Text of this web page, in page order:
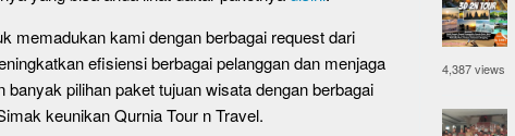
memadukan kami dengan berbagai request dari
efisiensi berbagai pelanggan dan menjaga
pilihan paket tujuan wisata dengan berbagai
keunikan Qurnia Tour n Travel.
4,387 views